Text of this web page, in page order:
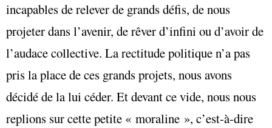
incapables de relever de grands défis, de nous
projeter dans l’avenir, de rêver d’infini ou d’avoir de
l’audace collective. La rectitude politique n’a pas
pris la place de ces grands projets, nous avons
décidé de la lui céder. Et devant ce vide, nous nous
replions sur cette petite « moraline », c’est-à-dire